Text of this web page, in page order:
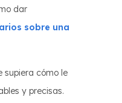
dar
sobre una
supiera cómo le
y precisas.